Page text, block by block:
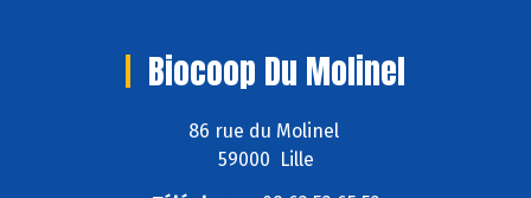
Biocoop Du Molinel
86 rue du Molinel
59000 Lille